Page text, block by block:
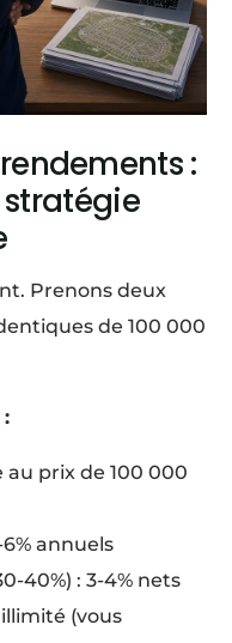
:
Prenons deux
de 100 000
prix de 100 000
annuels
40%) : 3-4% nets
(vous